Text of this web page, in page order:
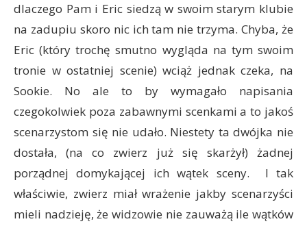
dlaczego Pam i Eric siedzą w swoim starym klubie
na zadupiu skoro nic ich tam nie trzyma. Chyba, że
Eric (który trochę smutno wygląda na tym swoim
tronie w ostatniej scenie) wciąż jednak czeka, na
Sookie. No ale to by wymagało napisania
czegokolwiek poza zabawnymi scenkami a to jakoś
scenarzystom się nie udało. Niestety ta dwójka nie
dostała, (na co zwierz już się skarżył) żadnej
porządnej domykającej ich wątek sceny. I tak
właściwie, zwierz miał wrażenie jakby scenarzyści
mieli nadzieję, że widzowie nie zauważą ile wątków